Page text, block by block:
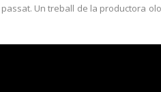
Un treball de la productora